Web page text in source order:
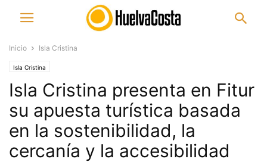
Inicio Isla Cristina
Isla Cristina
Isla Cristina presenta en Fitur
su apuesta turística basada
en la sostenibilidad, la
cercanía y la accesibilidad